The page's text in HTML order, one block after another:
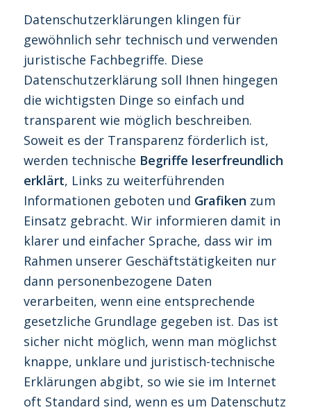
Datenschutzerklärungen klingen für
gewöhnlich sehr technisch und verwenden
juristische Fachbegriffe. Diese
Datenschutzerklärung soll Ihnen hingegen
die wichtigsten Dinge so einfach und
transparent wie möglich beschreiben.
Soweit es der Transparenz förderlich ist,
werden technische Begriffe leserfreundlich
erklärt, Links zu weiterführenden
Informationen geboten und Grafiken zum
Einsatz gebracht. Wir informieren damit in
klarer und einfacher Sprache, dass wir im
Rahmen unserer Geschäftstätigkeiten nur
dann personenbezogene Daten
verarbeiten, wenn eine entsprechende
gesetzliche Grundlage gegeben ist. Das ist
sicher nicht möglich, wenn man möglichst
knappe, unklare und juristisch-technische
Erklärungen abgibt, so wie sie im Internet
oft Standard sind, wenn es um Datenschutz